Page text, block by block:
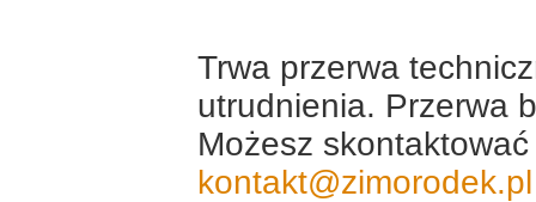
Trwa przerwa
utrudnienia. Przerwa
Możesz
kontakt@zimorodek.pl